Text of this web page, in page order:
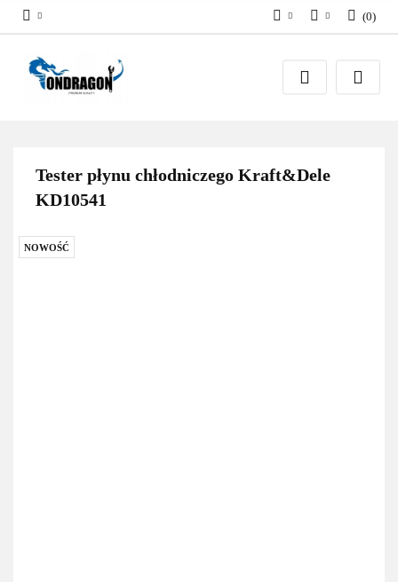
PLNZaloguj się
Załóż konto
(0)
Tester płynu chłodniczego Kraft&Dele
KD10541
NOWOŚĆ